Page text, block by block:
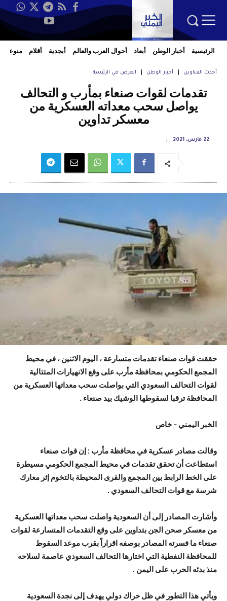
الرئيسية أخبار الوطن أبعاد أحوال العرب والعالم أبجدية أقلام منوعات
أحدث العناوين أخبار الوطن العرض في الرئيسة
تقدمات لقوات صنعاء بمأرب و التحالف
يواصل سحب معداته العسكرية من
معسكر تداوين
22 مارس، 2021
حققت قوات صنعاء تقدمات متسارعة ، اليوم الاثنين ، في محيط
المجمع الحكومي بمحافظة مأرب على وقع الانهيارات المتتالية
لقوات التحالف السعودي التي بواصلت سحب معداتها العسكرية من
المحافظة ترقبا لسقوطها الوشيك بيد صنعاء .
الخبر اليمني – خاص
وقالت مصادر عسكرية في محافظة مأرب : إن قوات صنعاء
استطاعت أن تحقق تقدمات في محيط المجمع الحكومي مسيطرة
على الخط الرابط بين المجمع والقرى المحيطة بالتخوم إثر معارك
شرسة مع قوات التحالف السعودي .
وأشارت المصادر إلى أن السعودية واصلت سحب معداتها العسكرية
من معسكر صحن الجن بتداوين على وقع التقدمات المتسارعة لقوات
صنعاء ما فسرته المصادر بوصفه اقراراً بقرب موعد السقوط
للمحافظة النفطية التي اختارها التحالف السعودي عاصمة لسلاحه
منذ بدئه الحرب على اليمن .
ويأتي هذا التطور في ظل حراك دولي يهدف إلى نجدة السعودية